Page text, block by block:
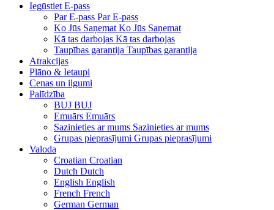
Iegūstiet E-pass
Par E-pass Par E-pass
Ko Jūs Saņemat Ko Jūs Saņemat
Kā tas darbojas Kā tas darbojas
Taupības garantija Taupības garantija
Atrakcijas
Plāno & Ietaupi
Cenas un ilgumi
Palīdzība
BUJ BUJ
Emuārs Emuārs
Sazinieties ar mums Sazinieties ar mums
Grupas pieprasījumi Grupas pieprasījumi
Valoda
Croatian Croatian
Dutch Dutch
English English
French French
German German